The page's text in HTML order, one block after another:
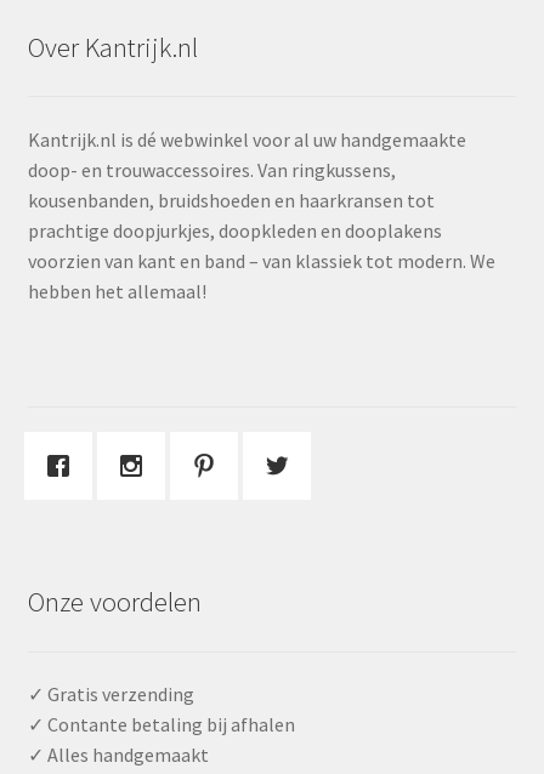
Over Kantrijk.nl
Kantrijk.nl is dé webwinkel voor al uw handgemaakte
doop- en trouwaccessoires. Van ringkussens,
kousenbanden, bruidshoeden en haarkransen tot
prachtige doopjurkjes, doopkleden en dooplakens
voorzien van kant en band – van klassiek tot modern. We
hebben het allemaal!
Onze voordelen
✓ Gratis verzending
✓ Contante betaling bij afhalen
✓ Alles handgemaakt